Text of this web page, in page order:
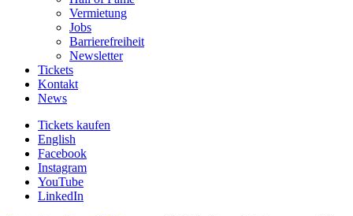
Vermietung
Jobs
Barrierefreiheit
Newsletter
Tickets
Kontakt
News
Tickets kaufen
English
Facebook
Instagram
YouTube
LinkedIn